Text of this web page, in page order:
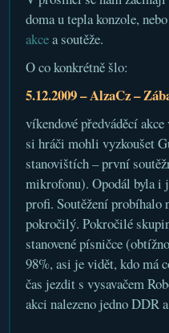
doma u tepla konzole,
akcea soutěže.
O co konkrétně šlo:
5.12.2009 – AlzaCz –
víkendové předváděcí
si hráči mohli vyzkoušet
stanovištích – první
mikrofonu). Opodál byla i
profi. Soutěžení probíhalo
pokročilý. Pokročilé
stanovené písničce
98%, asi je vidět, kdo má
čas jezdit s vysavačem
akci nalezeno jedno DDR